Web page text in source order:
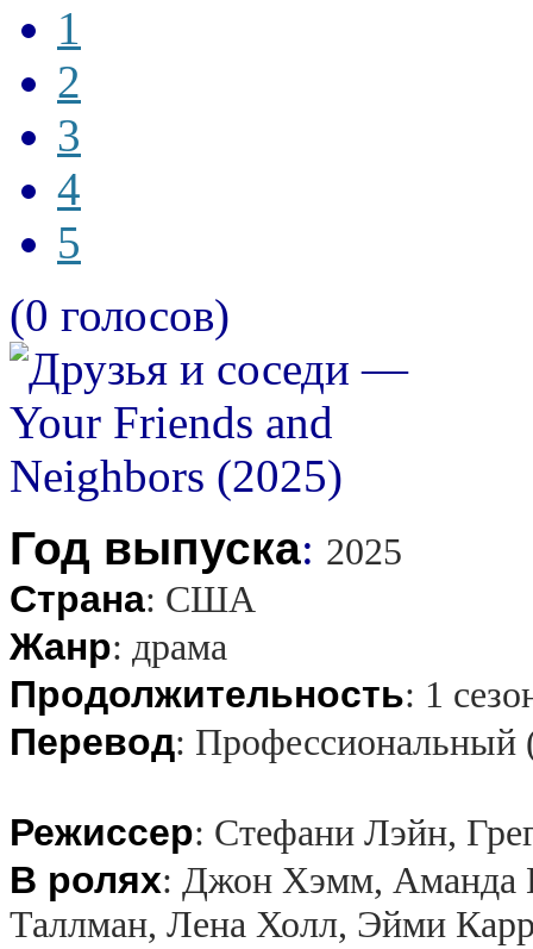
1
2
3
4
5
(0 голосов)
Год выпуска: 2025
Страна: США
Жанр: драма
Продолжительность: 1
Перевод: Профессиональный
Режиссер: Стефани Лэйн,
В ролях: Джон Хэмм, Аманда
Таллман, Лена Холл, Эйми